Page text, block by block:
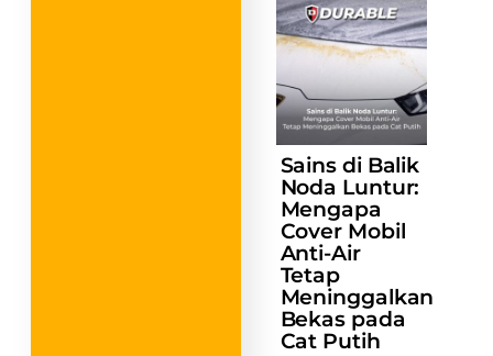
Sains di Balik
Noda Luntur:
Mengapa
Cover Mobil
Anti-Air
Tetap
Meninggalkan
Bekas pada
Cat Putih